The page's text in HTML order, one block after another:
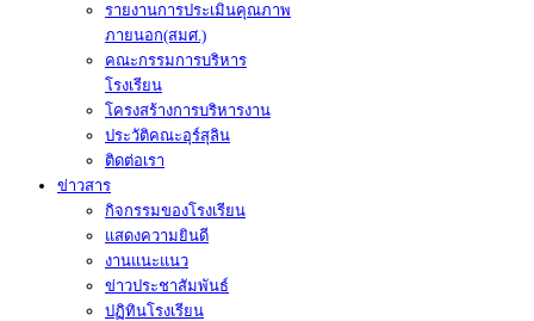
รายงานการประเมินคุณภาพ
ภายนอก(สมศ.)
คณะกรรมการบริหาร
โรงเรียน
โครงสร้างการบริหารงาน
ประวัติคณะอุร์สุลิน
ติดต่อเรา
ข่าวสาร
กิจกรรมของโรงเรียน
แสดงความยินดี
งานแนะแนว
ข่าวประชาสัมพันธ์
ปฏิทินโรงเรียน